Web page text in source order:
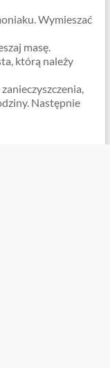
Wymieszać
masę.
którą należy
Następnie